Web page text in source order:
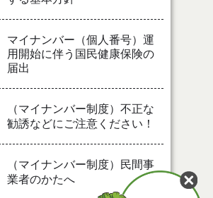
マイナンバー（個人番号）運
用開始に伴う国民健康保険の
届出
（マイナンバー制度）不正な
勧誘などにご注意ください！
（マイナンバー制度）民間事
業者のかたへ